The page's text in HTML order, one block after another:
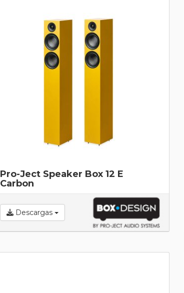
Pro-Ject Speaker Box 12 E
Carbon
Descargas